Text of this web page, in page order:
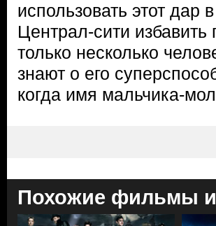
использовать этот
Централ-сити избавить
только несколько
знают о его
когда имя мальчика-
Похожие фильмы